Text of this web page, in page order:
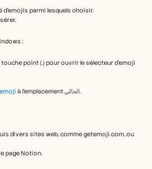
d'emojis parmi lesquels choisir.
:
point (.) pour ouvrir le sélecteur d'emoji
emoji à l'emplacement الحالي.
divers sites web, comme getemoji.com, ou
page Notion.